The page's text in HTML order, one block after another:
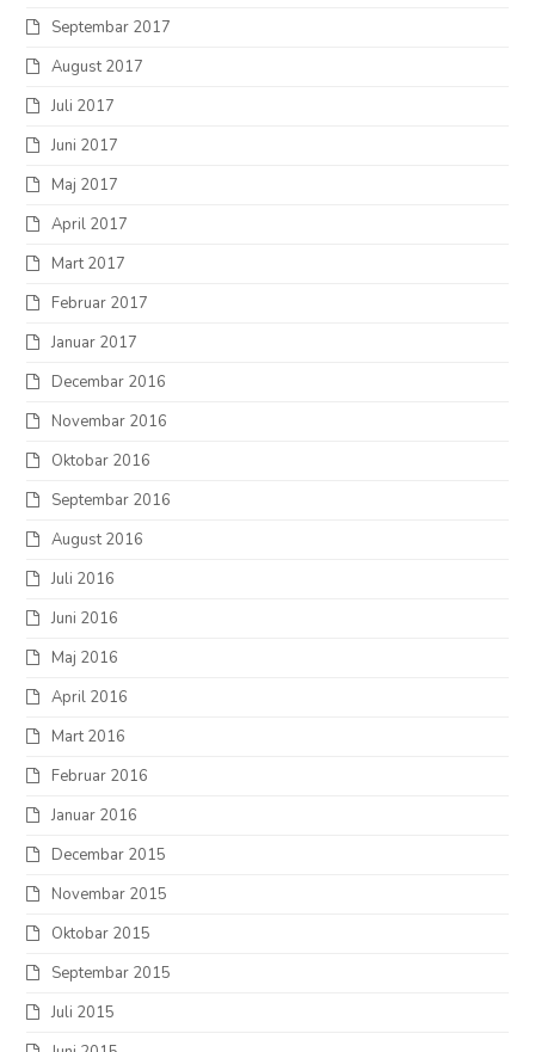
Septembar 2017
August 2017
Juli 2017
Juni 2017
Maj 2017
April 2017
Mart 2017
Februar 2017
Januar 2017
Decembar 2016
Novembar 2016
Oktobar 2016
Septembar 2016
August 2016
Juli 2016
Juni 2016
Maj 2016
April 2016
Mart 2016
Februar 2016
Januar 2016
Decembar 2015
Novembar 2015
Oktobar 2015
Septembar 2015
Juli 2015